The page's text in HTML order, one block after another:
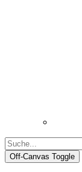
Off-Canvas Toggle